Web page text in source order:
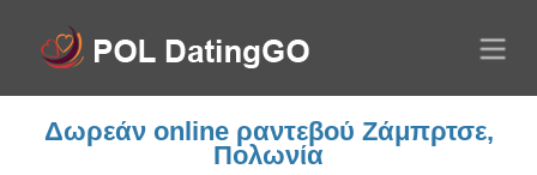
Δωρεάν online ραντεβού Ζάμπρτσε,
Πολωνία